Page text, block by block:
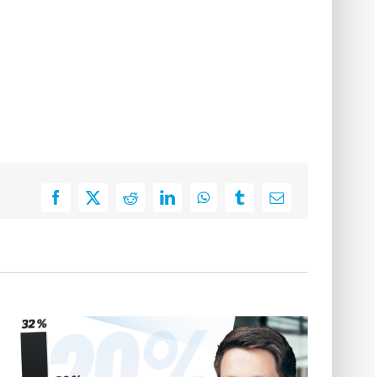
Facebook
X RedditLinkedInWhatsAppTumblrE-